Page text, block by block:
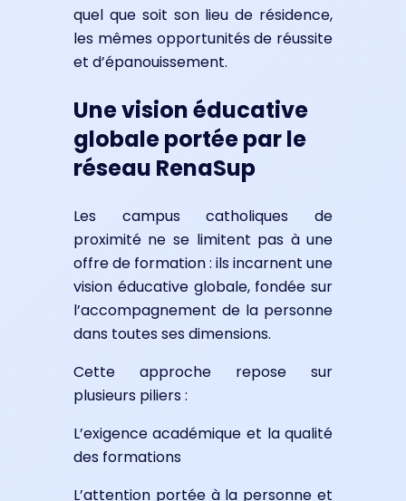
quel que soit son lieu de résidence,
les mêmes opportunités de réussite
et d’épanouissement.
Une vision éducative
globale portée par le
réseau RenaSup
Les campus catholiques de
proximité ne se limitent pas à une
offre de formation : ils incarnent une
vision éducative globale, fondée sur
l’accompagnement de la personne
dans toutes ses dimensions.
Cette approche repose sur
plusieurs piliers :
L’exigence académique et la qualité
des formations
L’attention portée à la personne et